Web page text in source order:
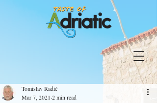
Tomislav Radić
Mar 7, 2021 2 min read